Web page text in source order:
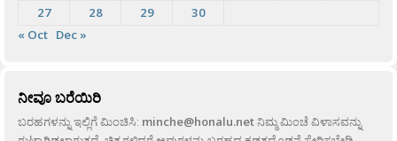
27
28 29
30
« Oct Dec »
ನೀವೂ ಬರೆಯಿರಿ
ಬರಹಗಳನ್ನು ಇಲ್ಲಿಗೆ ಮಿಂಚಿಸಿ: minche@honalu.netನಿಮ್ಮ ಮಿಂಚೆ ವಿಳಾಸವನ್ನು